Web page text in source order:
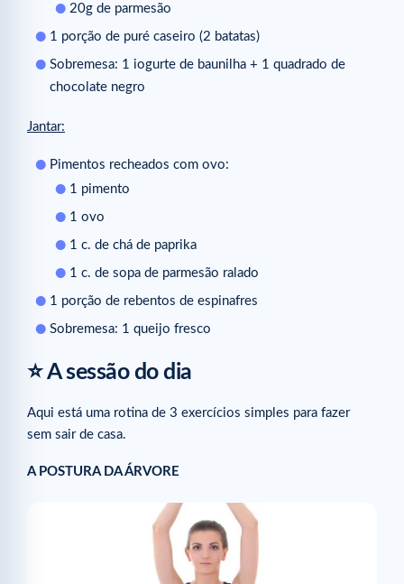
20g de parmesão
1 porção de puré caseiro (2 batatas)
Sobremesa: 1 iogurte de baunilha + 1 quadrado de
chocolate negro
Jantar:
Pimentos recheados com ovo:
1 pimento
1 ovo
1 c. de chá de paprika
1 c. de sopa de parmesão ralado
1 porção de rebentos de espinafres
Sobremesa: 1 queijo fresco
⭐ A sessão do dia
Aqui está uma rotina de 3 exercícios simples para fazer
sem sair de casa.
A POSTURA DA ÁRVORE